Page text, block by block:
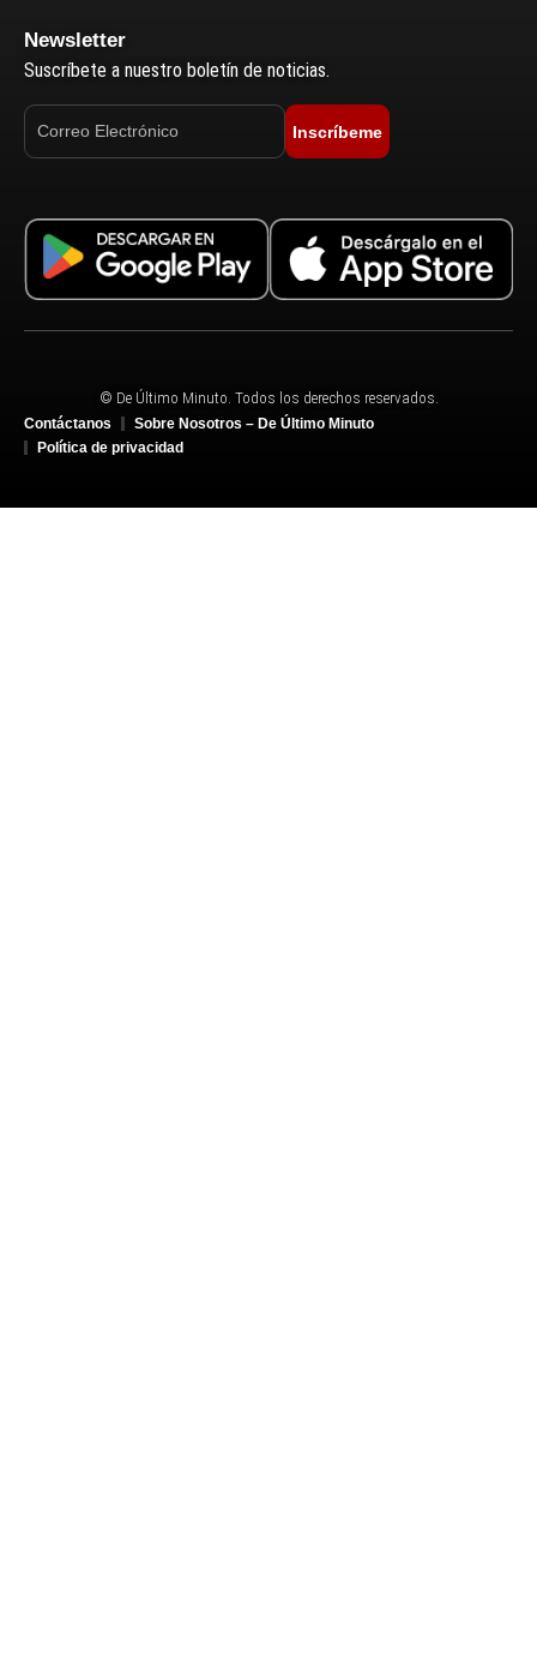
Newsletter
Suscríbete a nuestro boletín de noticias.
Inscríbeme
© De Último Minuto. Todos los derechos reservados.
Contáctanos
Sobre Nosotros – De Último Minuto
Política de privacidad